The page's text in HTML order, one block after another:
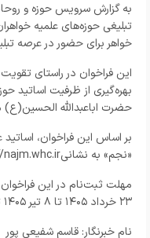
به گزارش سرویس حوزه و
تبلیغی حوزه‌های علمیه
خواهر برای حضور در عرصه
این فراخوان در راستای
بهره‌گیری از ظرفیت اساتید
حضرت اباعبدالله
بر اساس این فراخوان، اساتید
«نجم» به نشانیhttps://najm.whc.ir نسبت به ثبت‌نام اقدام کنند.
۲۳ خرداد ۱۴۰۵ تا ۸ تیر ۱۴۰۵ ثبت‌نام خود را تکمیل کنند.
نام خبرنگار: قاسم شفیعی پور